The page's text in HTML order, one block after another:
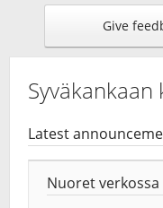
Give
Syväkankaan
Latest
Nuoret